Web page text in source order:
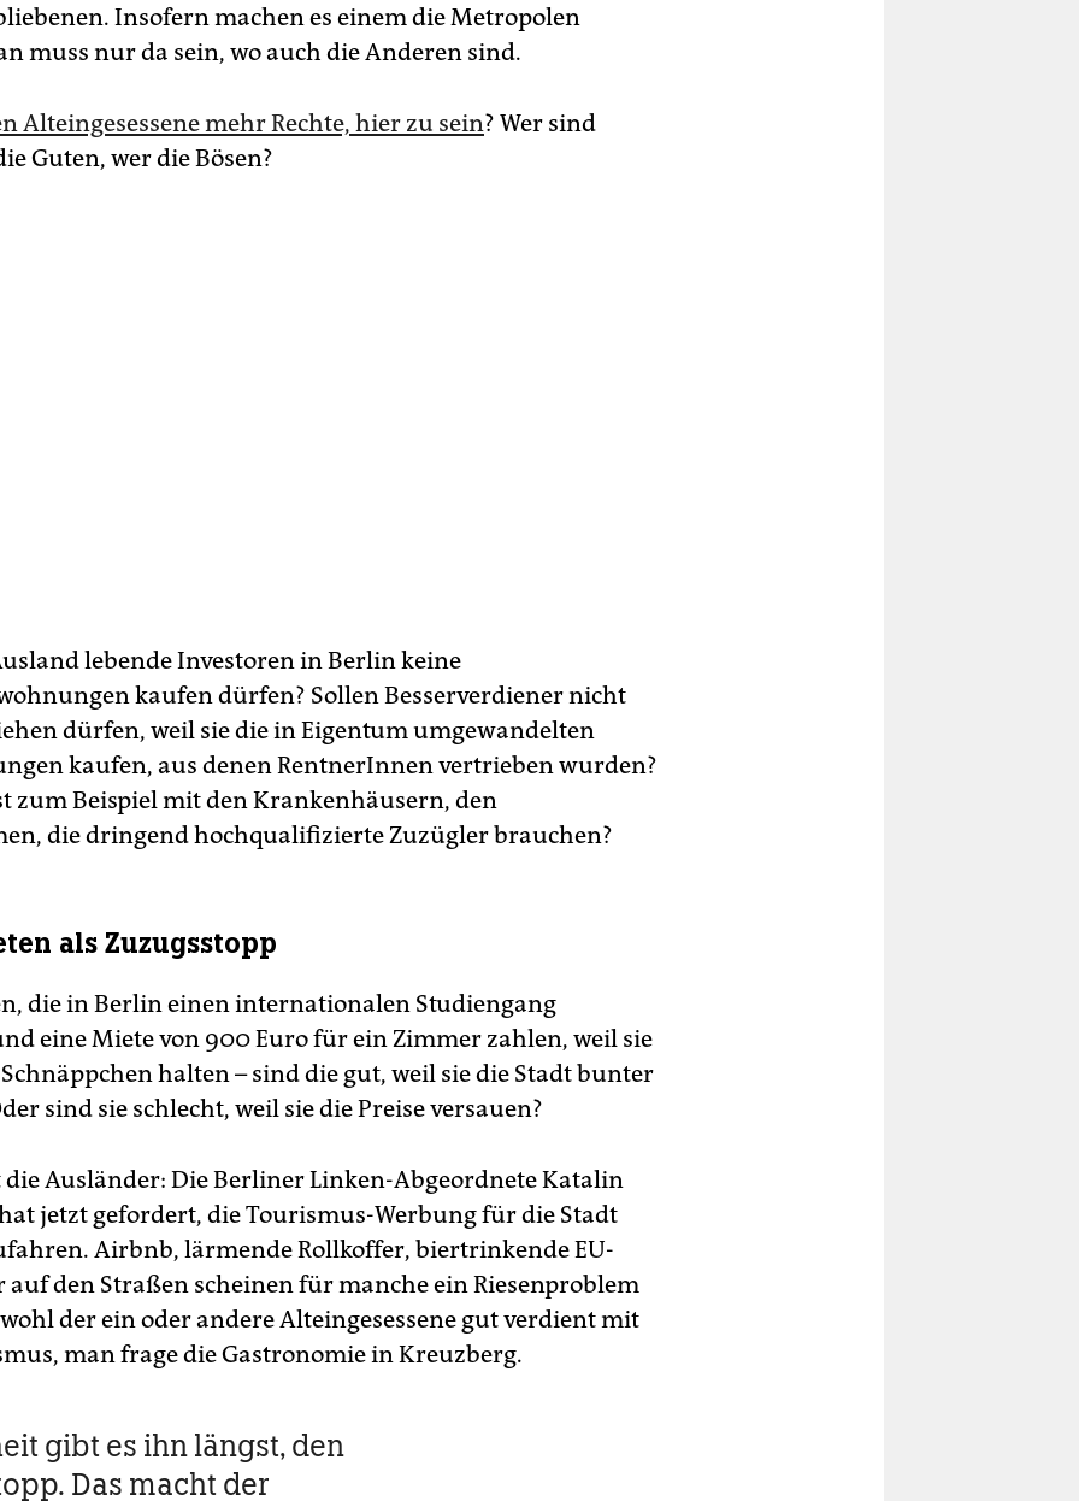
Insofern machen es einem die Metropolen
muss nur da sein, wo auch die Anderen sind.
Alteingesessene mehr Rechte, hier zu sein? Wer sind
Guten, wer die Bösen?
lebende Investoren in Berlin keine
kaufen dürfen? Sollen Besserverdiener nicht
dürfen, weil sie die in Eigentum umgewandelten
kaufen, aus denen RentnerInnen vertrieben wurden?
zum Beispiel mit den Krankenhäusern, den
die dringend hochqualifizierte Zuzügler brauchen?
als Zuzugsstopp
die in Berlin einen internationalen Studiengang
eine Miete von 900 Euro für ein Zimmer zahlen, weil sie
halten – sind die gut, weil sie die Stadt bunter
sind sie schlecht, weil sie die Preise versauen?
Ausländer: Die Berliner Linken-Abgeordnete Katalin
jetzt gefordert, die Tourismus-Werbung für die Stadt
Airbnb, lärmende Rollkoffer, biertrinkende EU-
auf den Straßen scheinen für manche ein Riesenproblem
der ein oder andere Alteingesessene gut verdient mit
man frage die Gastronomie in Kreuzberg.
gibt es ihn längst, den
Das macht der